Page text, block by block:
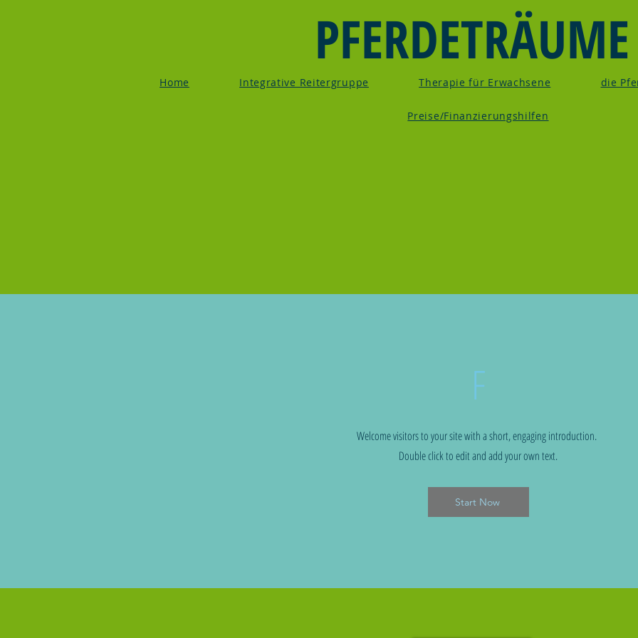
PFERDETRÄUME
Home Integrative Reitergruppe Therapie für Erwachsene die
Preise/Finanzierungshilfen
F
Welcome visitors to your site with a short, engaging introduction.
Double click to edit and add your own text.
Start Now